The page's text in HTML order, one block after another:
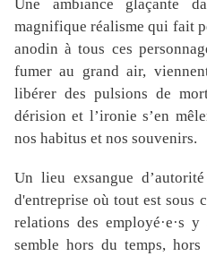
Une ambiance glaçante
magnifique réalisme qui fait
anodin à tous ces
fumer au grand air,
libérer des pulsions de
dérision et l’ironie s’en
nos habitus et nos souvenirs.
Un lieu exsangue
d'entreprise où tout est sous
relations des employé·e·s
semble hors du temps,